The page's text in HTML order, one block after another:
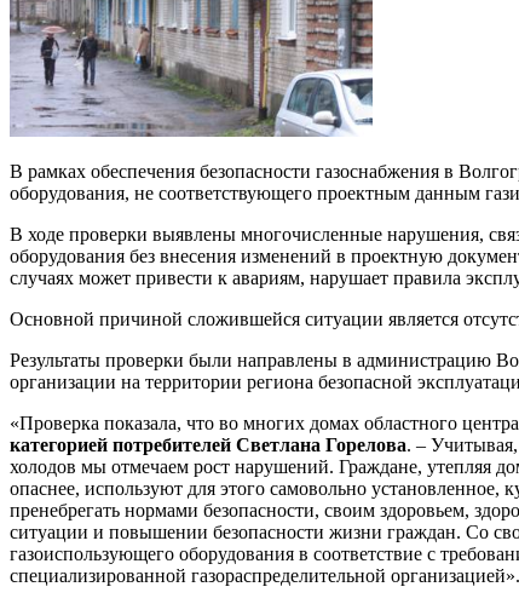
В рамках обеспечения безопасности газоснабжения в
оборудования, не соответствующего проектным данным
В ходе проверки выявлены многочисленные нарушения,
оборудования без внесения изменений в проектную
случаях может привести к авариям, нарушает правила
Основной причиной сложившейся ситуации является
Результаты проверки были направлены в администрацию
организации на территории региона безопасной
«Проверка показала, что во многих домах областного
категорией потребителей Светлана Горелова. –
холодов мы отмечаем рост нарушений. Граждане, утепляя
опаснее, используют для этого самовольно установленное,
пренебрегать нормами безопасности, своим здоровьем,
ситуации и повышении безопасности жизни граждан. Со
газоиспользующего оборудования в соответствие с
специализированной газораспределительной организацией».